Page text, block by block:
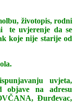
životopis, rodni
te uvjerenje da se
koje nije starije od
uvjeta,
na adresu
Đurđevac,